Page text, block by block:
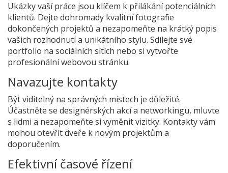
Ukázky vaší práce jsou klíčem k přilákání potenciálních
klientů. Dejte dohromady kvalitní fotografie
dokončených projektů a nezapomeňte na krátký popis
vašich rozhodnutí a unikátního stylu. Sdílejte své
portfolio na sociálních sítích nebo si vytvořte
profesionální webovou stránku.
Navazujte kontakty
Být viditelný na správných místech je důležité.
Účastněte se designérských akcí a networkingu, mluvte
s lidmi a nezapomeňte si vyměnit vizitky. Kontakty vám
mohou otevřít dveře k novým projektům a
doporučením.
Efektivní časové řízení